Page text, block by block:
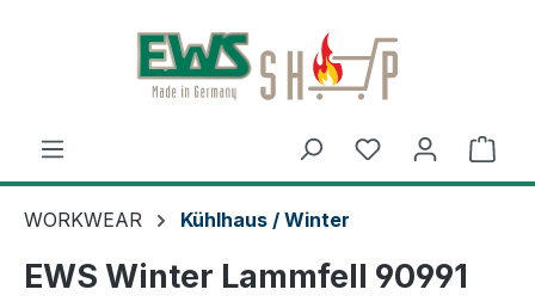
Zum Hauptinhalt springen
Du hast 0
WORKWEAR Kühlhaus / Winter
EWS Winter Lammfell 90991